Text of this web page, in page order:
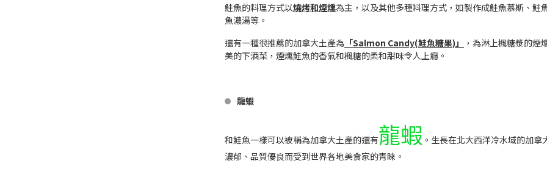
鮭魚的料理方式以燒烤和煙燻為主，以及其他多種料理方式，如製作成鮭魚慕斯、鮭
魚濃湯等。
還有一種很推薦的加拿大土產為 「Salmon Candy(鮭魚糖果)」
，為淋上楓糖漿的煙
美的下酒菜，煙燻鮭魚的香氣和楓糖的柔和甜味令人上癮。
龍蝦
和鮭魚一樣可以被稱為加拿大土產的還有龍蝦 。生長在北大西洋冷水域的加拿
濃郁、品質優良而受到世界各地美食家的青睞。